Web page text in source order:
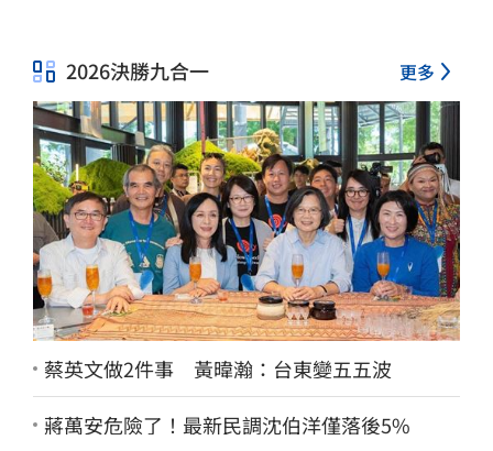
2026決勝九合一 更多
蔡英文做2件事 黃暐瀚：台東變五五波
蔣萬安危險了！最新民調沈伯洋僅落後5%